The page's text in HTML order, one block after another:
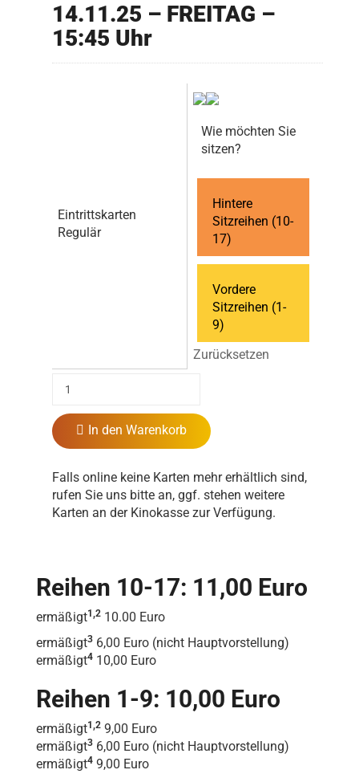
14.11.25 – FREITAG –
15:45 Uhr
Eintrittskarten
Regulär
Wie möchten Sie
sitzen?
Hintere
Sitzreihen (10-
17)
Vordere
Sitzreihen (1-
9)
Zurücksetzen
In den Warenkorb
Falls online keine Karten mehr erhältlich sind,
rufen Sie uns bitte an, ggf. stehen weitere
Karten an der Kinokasse zur Verfügung.
Reihen 10-17: 11,00 Euro
ermäßigt1,2 10.00 Euro
ermäßigt3 6,00 Euro (nicht Hauptvorstellung)
ermäßigt4 10,00 Euro
Reihen 1-9: 10,00 Euro
ermäßigt1,2 9,00 Euro
ermäßigt3 6,00 Euro (nicht Hauptvorstellung)
ermäßigt4 9,00 Euro